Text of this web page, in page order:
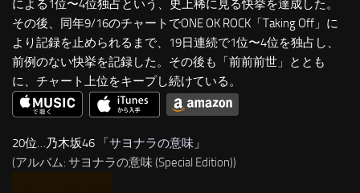
による1位〜4位独占という、史上稀に見る快挙を達成した。
その後、同年9/16のチャートでONE OK ROCK「Taking Off」に
より記録を止められるまで、19日連続で1位〜4位を独占し、
前例のない快挙を記録した。その後も「前前前世」ととも
に、チャート上位をキープし続けている。
20位…乃木坂46 「サヨナラの意味 」
(アルバム: サヨナラの意味 (Special Edition))